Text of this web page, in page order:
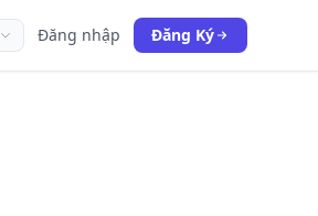
Đăng nhập Đăng Ký